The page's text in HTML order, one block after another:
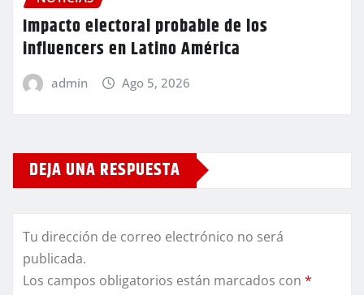
Impacto electoral probable de los
influencers en Latino América
admin Ago 5, 2026
DEJA UNA RESPUESTA
Tu dirección de correo electrónico no será
publicada.
Los campos obligatorios están marcados con *